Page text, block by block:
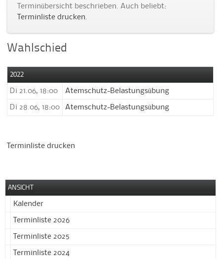
Terminübersicht beschrieben. Auch beliebt:
Terminliste drucken
Wahlschied
2022
Di 21.06, 18:00 Atemschutz-Belastungsübung
Di 28.06, 18:00 Atemschutz-Belastungsübung
Terminliste drucken
ANSICHT
Kalender
Terminliste 2026
Terminliste 2025
Terminliste 2024